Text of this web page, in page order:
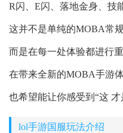
R闪、E闪、落地金身、
这并不是单纯的MOBA常
而是在每一处体验都进行
在带来全新的MOBA手游
也希望能让你感受到“这
lol手游国服玩法介绍